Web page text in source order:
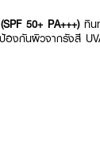
50+ PA+++) ทิน
ป้องกันผิวจากรังสี